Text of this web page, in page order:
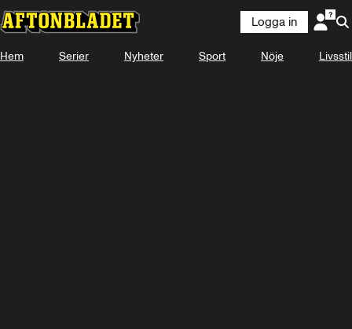
Logga in
Hem Serier Nyheter Sport Nöje Livsstil